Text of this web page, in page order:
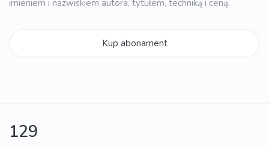
imieniem i nazwiskiem autora, tytułem, techniką i ceną.
Kup abonament
129